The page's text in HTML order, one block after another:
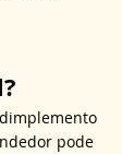
pode